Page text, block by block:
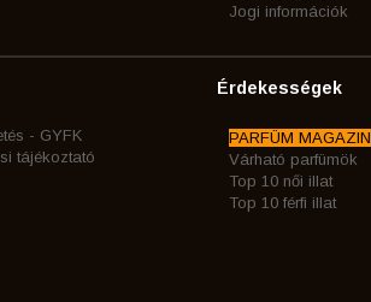
Jogi információk
- GYFK
tájékoztató
Érdekességek
PARFÜM MAGAZIN
Várható parfümök
Top 10 női illat
Top 10 férfi illat